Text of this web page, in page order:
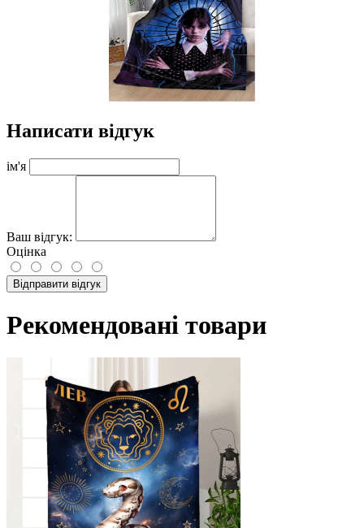
Написати відгук
ім'я
Ваш відгук:
Оцінка
Відправити відгук
Рекомендовані товари